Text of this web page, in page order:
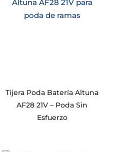
Tijera Poda Batería Altuna
AF28 21V – Poda Sin
Esfuerzo